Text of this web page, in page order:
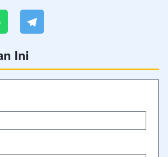
Ini